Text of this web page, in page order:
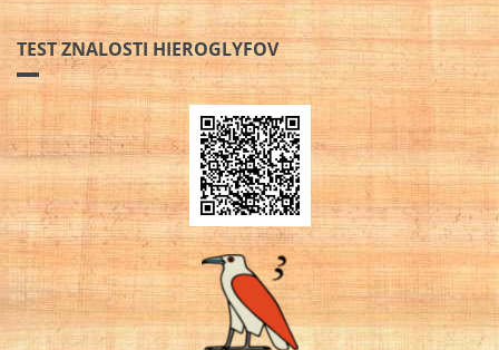
TEST ZNALOSTI HIEROGLYFOV